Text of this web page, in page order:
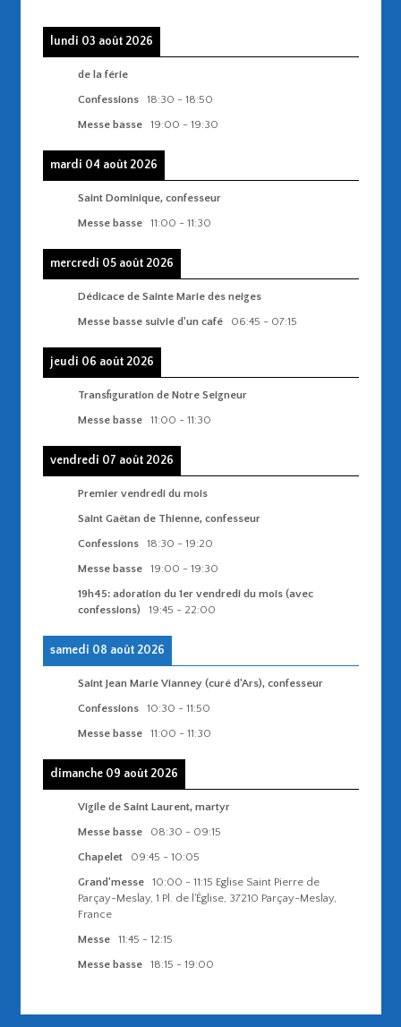
lundi 03 août 2026
de la férie
Confessions
18:30 - 18:50
Messe basse
19:00 - 19:30
mardi 04 août 2026
Saint Dominique, confesseur
Messe basse
11:00 - 11:30
mercredi 05 août 2026
Dédicace de Sainte Marie des neiges
Messe basse suivie d'un café
06:45 - 07:15
jeudi 06 août 2026
Transfiguration de Notre Seigneur
Messe basse
11:00 - 11:30
vendredi 07 août 2026
Premier vendredi du mois
Saint Gaëtan de Thienne, confesseur
Confessions
18:30 - 19:20
Messe basse
19:00 - 19:30
19h45: adoration du 1er vendredi du mois (avec
confessions)
19:45 - 22:00
samedi 08 août 2026
Saint Jean Marie Vianney (curé d'Ars), confesseur
Confessions
10:30 - 11:50
Messe basse
11:00 - 11:30
dimanche 09 août 2026
Vigile de Saint Laurent, martyr
Messe basse
08:30 - 09:15
Chapelet
09:45 - 10:05
Grand'messe
10:00 - 11:15 Eglise Saint Pierre de
Parçay-Meslay, 1 Pl. de l'Église, 37210 Parçay-Meslay,
France
Messe
11:45 - 12:15
Messe basse
18:15 - 19:00